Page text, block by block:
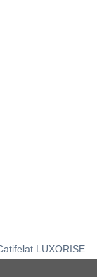
LUXORISE